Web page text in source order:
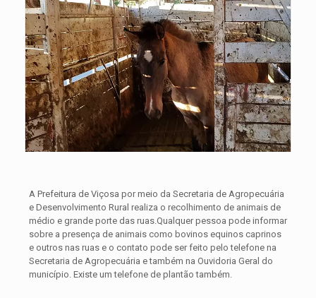
A Prefeitura de Viçosa por meio da Secretaria de Agropecuária
e Desenvolvimento Rural realiza o recolhimento de animais de
médio e grande porte das ruas.Qualquer pessoa pode informar
sobre a presença de animais como bovinos equinos caprinos
e outros nas ruas e o contato pode ser feito pelo telefone na
Secretaria de Agropecuária e também na Ouvidoria Geral do
município. Existe um telefone de plantão também.